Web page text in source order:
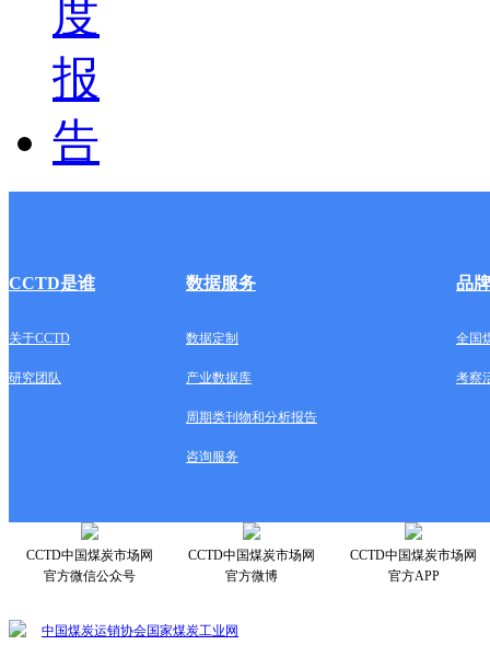
CCTD是谁 数据服务 品
关于CCTD 数据定制 全国
研究团队 产业数据库 考察
周期类刊物和分析报告
咨询服务
CCTD中国煤炭市场网
官方微信公众号
CCTD中国煤炭市场网
官方微博
CCTD中国煤炭市场网
官方APP
中国煤炭运销协会国家煤炭工业网